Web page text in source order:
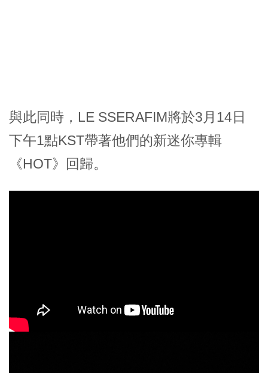
與此同時，LE SSERAFIM將於3月14日
下午1點KST帶著他們的新迷你專輯
《HOT》回歸。